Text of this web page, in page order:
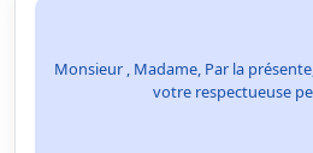
Monsieur , Madame, Par la
votre respectueuse